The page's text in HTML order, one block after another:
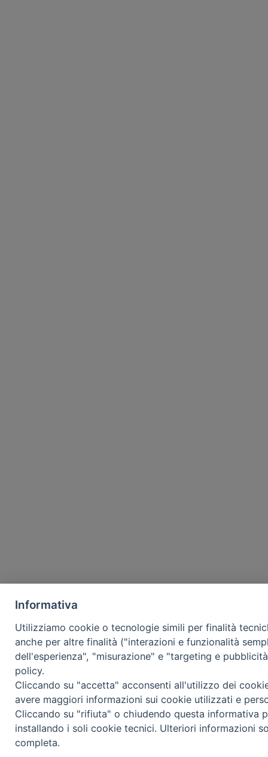
Informativa
Utilizziamo cookie o tecnologie simili per finalità
anche per altre finalità ("interazioni e funzionalità
dell'esperienza", "misurazione" e "targeting e
policy.
Cliccando su "accetta" acconsenti all'utilizzo dei
avere maggiori informazioni sui cookie utilizzati e
Cliccando su "rifiuta" o chiudendo questa informativa
installando i soli cookie tecnici. Ulteriori informazioni
completa.